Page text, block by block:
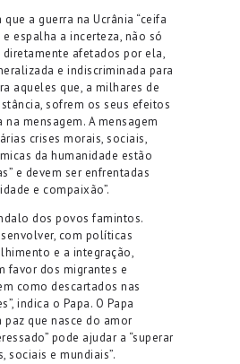
a guerra na Ucrânia “ceifa
espalha a incerteza, não só
afetados por ela,
e indiscriminada para
aqueles que, a milhares de
sofrem os seus efeitos
na mensagem. A mensagem
crises morais, sociais,
da humanidade estão
e devem ser enfrentadas
e compaixão”.
dos povos famintos.
com políticas
e a integração,
favor dos migrantes e
como descartados nas
indica o Papa. O Papa
paz que nasce do amor
pode ajudar a “superar
sociais e mundiais”.